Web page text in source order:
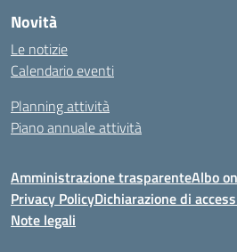
Novità
Le notizie
Calendario eventi
Planning attività
Piano annuale attività
Amministrazione trasparenteAlbo
Privacy PolicyDichiarazione di
Note legali